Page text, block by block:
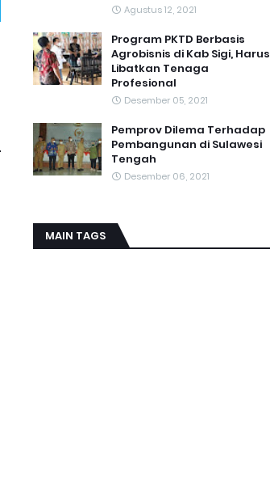
Agustus 12, 2021
Program PKTD Berbasis
Agrobisnis di Kab Sigi, Harus
Libatkan Tenaga
Profesional
Desember 05, 2021
Pemprov Dilema Terhadap
Pembangunan di Sulawesi
Tengah
Desember 06, 2021
MAIN TAGS